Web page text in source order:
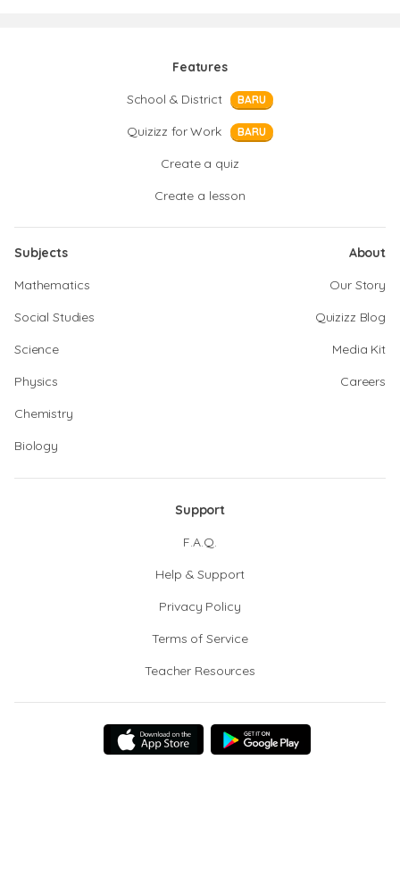
Features
School & District
BARU
Quizizz for Work BARU
Create a quiz
Create a lesson
Subjects
Mathematics
Social Studies
Science
Physics
Chemistry
Biology
About
Our Story
Quizizz Blog
Media Kit
Careers
Support
F.A.Q.
Help & Support
Privacy Policy
Terms of Service
Teacher Resources